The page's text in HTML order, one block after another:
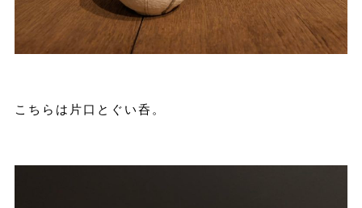
こちらは片口とぐい呑。